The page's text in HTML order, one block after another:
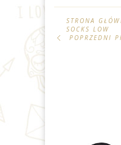
STRONA
SOCKS LOW
POPRZEDNI